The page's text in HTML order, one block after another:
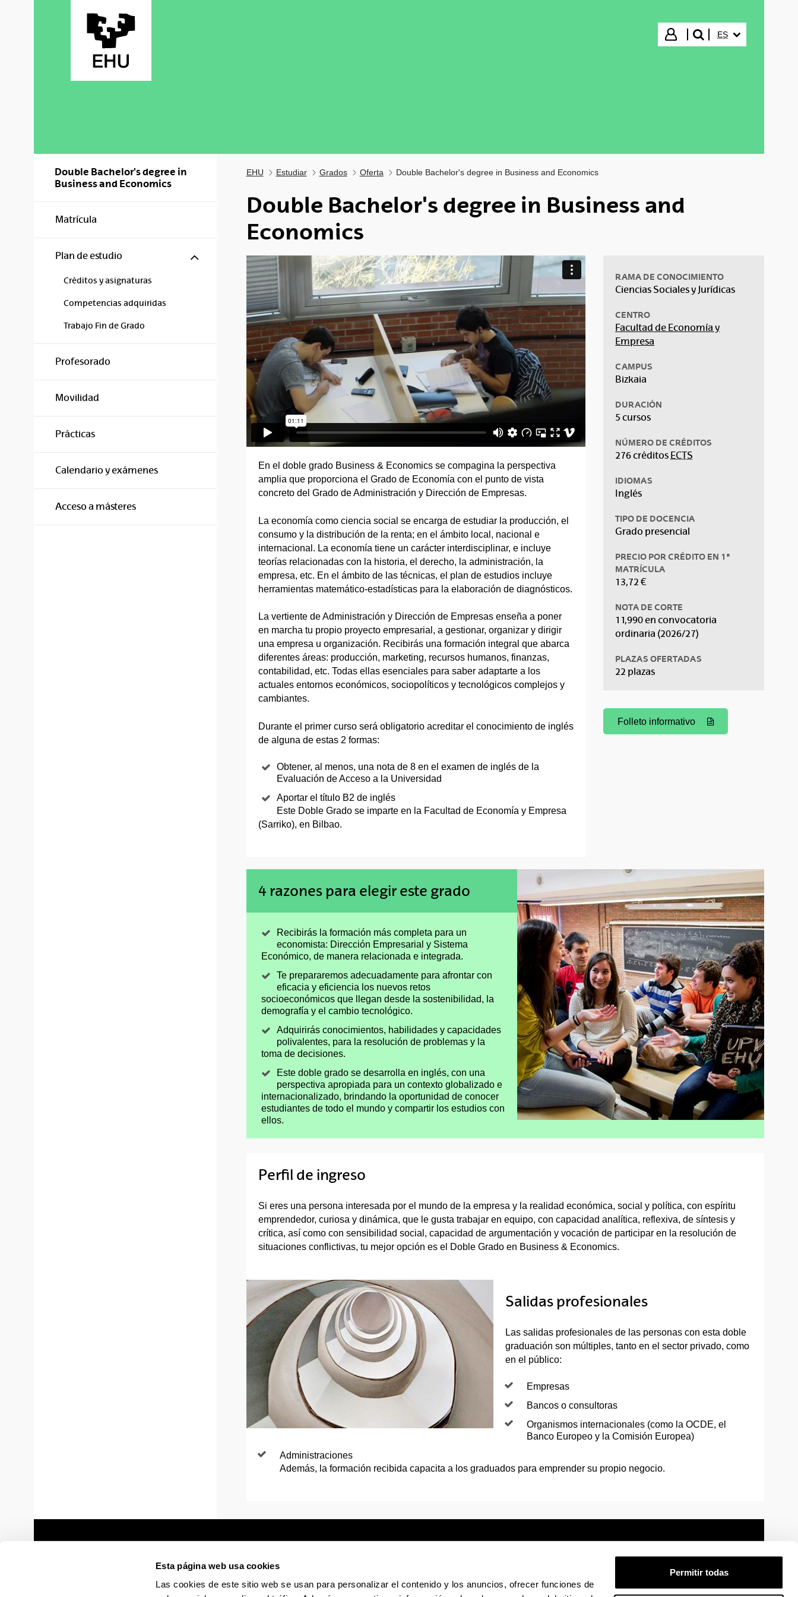
Esta página web usa cookies
Las cookies de este sitio web se usan para personalizar el contenido y los anuncios, ofrecer funciones de
Permitir todas
Iniciar sesión
buscar"
ES
Double Bachelor's degree in
Business and Economics
Matrícula
Plan de estudio Mostrar/ocultar subpáginas
Créditos y asignaturas
Competencias adquiridas
Trabajo Fin de Grado
Profesorado
Movilidad
Prácticas
Calendario y exámenes
Acceso a másteres
EHU Estudiar Grados Oferta Double Bachelor's degree in Business and Economics
Double Bachelor's degree in Business and
Economics
En el doble grado Business & Economics se compagina la perspectiva
amplia que proporciona el Grado de Economía con el punto de vista
concreto del Grado de Administración y Dirección de Empresas.
La economía como ciencia social se encarga de estudiar la producción, el
consumo y la distribución de la renta; en el ámbito local, nacional e
internacional. La economía tiene un carácter interdisciplinar, e incluye
teorías relacionadas con la historia, el derecho, la administración, la
empresa, etc. En el ámbito de las técnicas, el plan de estudios incluye
herramientas matemático-estadísticas para la elaboración de diagnósticos.
La vertiente de Administración y Dirección de Empresas enseña a poner
en marcha tu propio proyecto empresarial, a gestionar, organizar y dirigir
una empresa u organización. Recibirás una formación integral que abarca
diferentes áreas: producción, marketing, recursos humanos, finanzas,
contabilidad, etc. Todas ellas esenciales para saber adaptarte a los
actuales entornos económicos, sociopolíticos y tecnológicos complejos y
cambiantes.
Durante el primer curso será obligatorio acreditar el conocimiento de inglés
de alguna de estas 2 formas:
Obtener, al menos, una nota de 8 en el examen de inglés de la
Evaluación de Acceso a la Universidad
Aportar el título B2 de inglés
Este Doble Grado se imparte en la Facultad de Economía y Empresa
(Sarriko), en Bilbao.
RAMA DE CONOCIMIENTO
Ciencias Sociales y Jurídicas
CENTRO
Facultad de Economía y
Empresa
CAMPUS
Bizkaia
DURACIÓN
5 cursos
NÚMERO DE CRÉDITOS
276 créditos ECTS
IDIOMAS
Inglés
TIPO DE DOCENCIA
Grado presencial
PRECIO POR CRÉDITO EN 1ª
MATRÍCULA
13,72 €
NOTA DE CORTE
11,990 en convocatoria
ordinaria (2026/27)
PLAZAS OFERTADAS
22 plazas
(Abre una nueva ventana)
Folleto informativo
4 razones para elegir este grado
Recibirás la formación más completa para un
economista: Dirección Empresarial y Sistema
Económico, de manera relacionada e integrada.
Te prepararemos adecuadamente para afrontar con
eficacia y eficiencia los nuevos retos
socioeconómicos que llegan desde la sostenibilidad, la
demografía y el cambio tecnológico.
Adquirirás conocimientos, habilidades y capacidades
polivalentes, para la resolución de problemas y la
toma de decisiones.
Este doble grado se desarrolla en inglés, con una
perspectiva apropiada para un contexto globalizado e
internacionalizado, brindando la oportunidad de conocer
estudiantes de todo el mundo y compartir los estudios con
ellos.
Perfil de ingreso
Si eres una persona interesada por el mundo de la empresa y la realidad económica, social y política, con espíritu
emprendedor, curiosa y dinámica, que le gusta trabajar en equipo, con capacidad analítica, reflexiva, de síntesis y
crítica, así como con sensibilidad social, capacidad de argumentación y vocación de participar en la resolución de
situaciones conflictivas, tu mejor opción es el Doble Grado en Business & Economics.
Salidas profesionales
Las salidas profesionales de las personas con esta doble
graduación son múltiples, tanto en el sector privado, como
en el público:
Empresas
Bancos o consultoras
Organismos internacionales (como la OCDE, el
Banco Europeo y la Comisión Europea)
Administraciones
Además, la formación recibida capacita a los graduados para emprender su propio negocio.
Sede electrónica Accesibilidad Información legal Mapa Ayuda Contacto